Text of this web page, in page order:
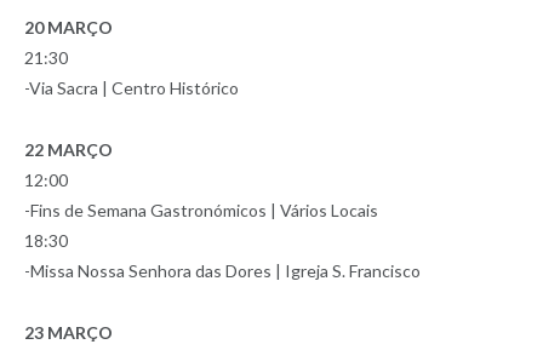
20 MARÇO
21:30
-Via Sacra | Centro Histórico
22 MARÇO
12:00
-Fins de Semana Gastronómicos | Vários Locais
18:30
-Missa Nossa Senhora das Dores | Igreja S. Francisco
23 MARÇO